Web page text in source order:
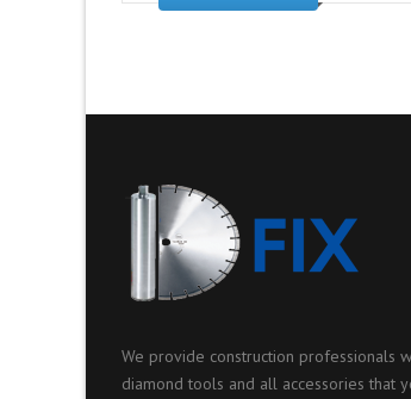
We provide construction professionals
diamond tools and all accessories that